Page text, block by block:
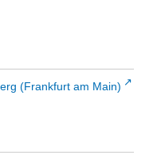
(Frankfurt am Main)